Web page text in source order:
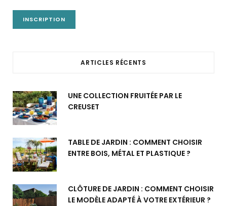
ARTICLES RÉCENTS
UNE COLLECTION FRUITÉE PAR LE
CREUSET
TABLE DE JARDIN : COMMENT CHOISIR
ENTRE BOIS, MÉTAL ET PLASTIQUE ?
CLÔTURE DE JARDIN : COMMENT CHOISIR
LE MODÈLE ADAPTÉ À VOTRE EXTÉRIEUR ?